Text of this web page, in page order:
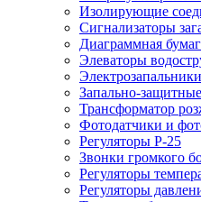
Изолирующие
Сигнализаторы
Диаграммная
Элеваторы
Запально-
Трансформатор
Фотодатчики и
Регуляторы Р-25
Звонки громкого
Регуляторы
Регуляторы